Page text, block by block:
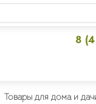
8
Товары для дома и